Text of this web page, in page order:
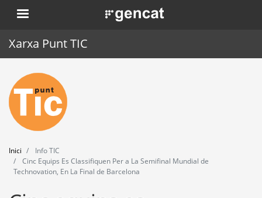
Vés
al
. Obre en una nova finestra.
Xarxa Punt TIC
Inici
Punt TIC
Actualitat
Agenda
Inici
Info TIC
Cinc Equips Es Classifiquen Per a La Semifinal Mundial de
Technovation, En La Final de Barcelona